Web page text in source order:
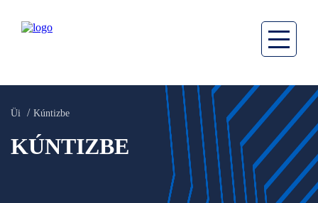
Üi Kúntizbe
KÚNTIZBE